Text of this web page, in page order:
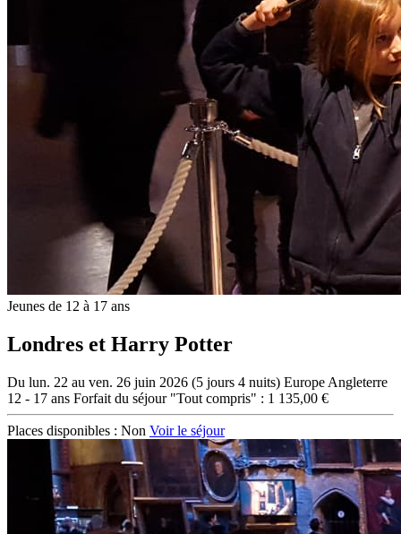
Jeunes de 12 à 17 ans
Londres et Harry Potter
Du lun. 22 au ven. 26 juin 2026 (5 jours 4 nuits) Europe Angleterre
12 - 17 ans Forfait du séjour "Tout compris" : 1 135,00 €
Places disponibles : Non Voir le séjour